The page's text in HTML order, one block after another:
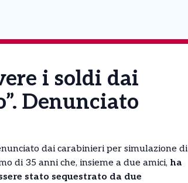
i soldi dai
Denunciato
dai carabinieri per simulazione di
di 35 anni che, insieme a due amici, ha
stato sequestrato da due